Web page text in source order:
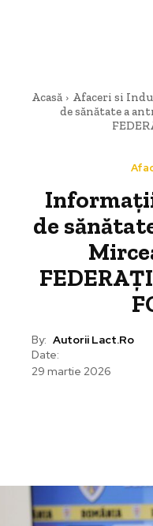
Acasă Afaceri si
de sănătate a
de
By: Autorii Lact.ro
Date:
29 martie 2026